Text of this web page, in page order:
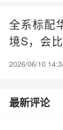
全系标配
境S，会
买吗？
2026/06/10
最新评论